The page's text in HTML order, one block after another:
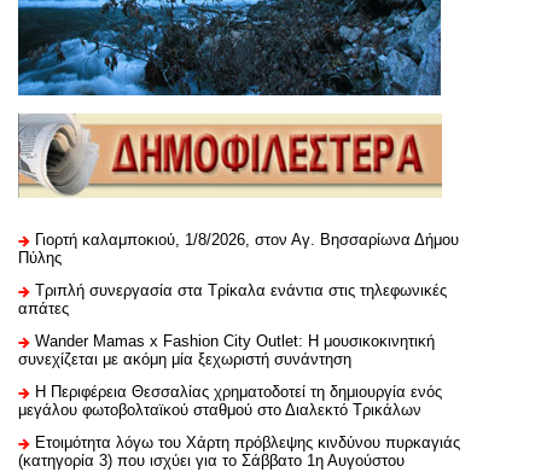
Γιορτή καλαμποκιού, 1/8/2026, στον Αγ. Βησσαρίωνα Δήμου
Πύλης
Τριπλή συνεργασία στα Τρίκαλα ενάντια στις τηλεφωνικές
απάτες
Wander Mamas x Fashion City Outlet: Η μουσικοκινητική
συνεχίζεται με ακόμη μία ξεχωριστή συνάντηση
H Περιφέρεια Θεσσαλίας χρηματοδοτεί τη δημιουργία ενός
μεγάλου φωτοβολταϊκού σταθμού στο Διαλεκτό Τρικάλων
Ετοιμότητα λόγω του Χάρτη πρόβλεψης κινδύνου πυρκαγιάς
(κατηγορία 3) που ισχύει για το Σάββατο 1η Αυγούστου